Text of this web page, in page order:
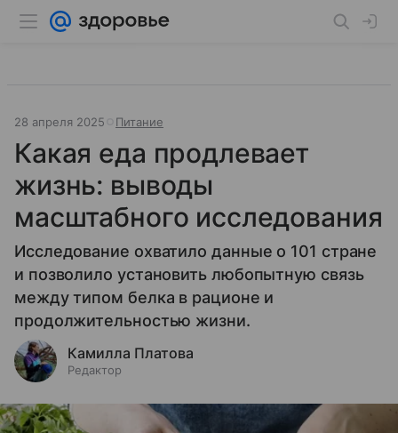
28 апреля 2025 Питание
Какая еда продлевает
жизнь: выводы
масштабного исследования
Исследование охватило данные о 101 стране
и позволило установить любопытную связь
между типом белка в рационе и
продолжительностью жизни.
Камилла Платова
Редактор